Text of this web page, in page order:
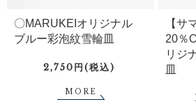
〇MARUKEIオリジナル
ブルー彩泡紋雪輪皿
2,750円(税込)
MORE
【サ
20％
リジ
皿